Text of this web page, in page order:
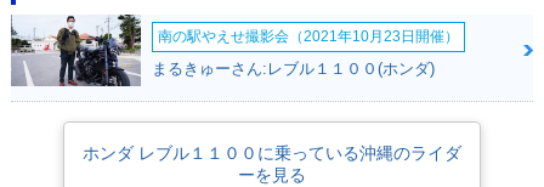
南の駅やえせ撮影会（2021年10月23日開催）
まるきゅーさん:レブル１１００(ホンダ)
ホンダ レブル１１００に乗っている沖縄のライダ
ーを見る